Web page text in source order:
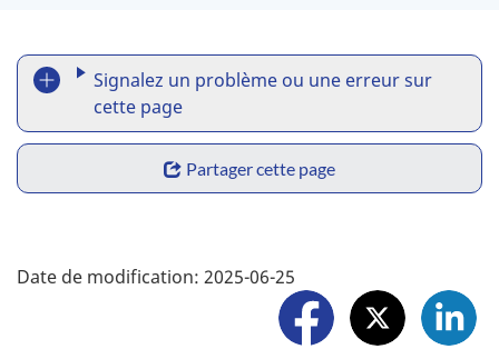
R
p
o
t
Signalez un problème ou une erreur sur
cette page
S
h
r
Partager cette page
Date de modification: 2025-06-25
F